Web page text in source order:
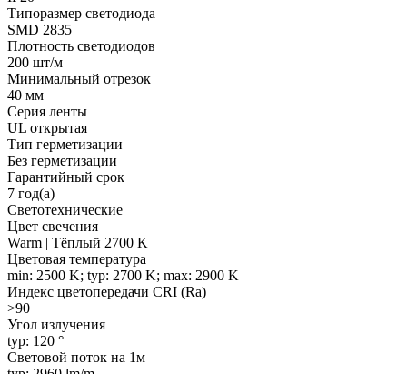
Типоразмер светодиода
SMD 2835
Плотность светодиодов
200 шт/м
Минимальный отрезок
40 мм
Серия ленты
UL открытая
Тип герметизации
Без герметизации
Гарантийный срок
7 год(а)
Светотехнические
Цвет свечения
Warm | Тёплый 2700 K
Цветовая температура
min: 2500 K; typ: 2700 K; max: 2900 K
Индекс цветопередачи CRI (Ra)
>90
Угол излучения
typ: 120 °
Световой поток на 1м